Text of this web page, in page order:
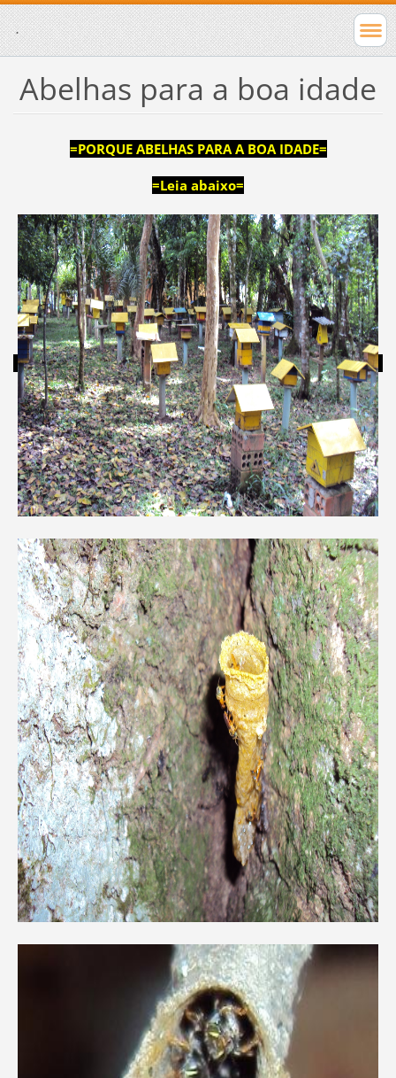
.
Abelhas para a boa idade
=PORQUE ABELHAS PARA A BOA IDADE=
=Leia abaixo=